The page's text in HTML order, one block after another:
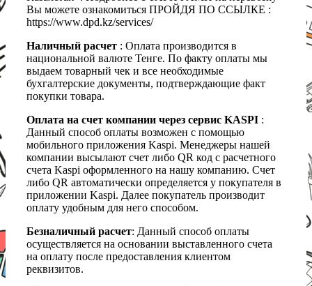
Вы можете ознакомиться ПРОЙДЯ ПО ССЫЛКЕ :
https://www.dpd.kz/services/
Наличный расчет : Оплата производится в
национальной валюте Тенге. По факту оплаты мы
выдаем товарный чек и все необходимые
бухгалтерские документы, подтверждающие факт
покупки товара.
Оплата на счет компании через сервис KASPI :
Данный способ оплаты возможен с помощью
мобильного приложения Kaspi. Менеджеры нашей
компании высылают счет либо QR код с расчетного
счета Kaspi оформленного на нашу компанию. Счет
либо QR автоматически определяется у покупателя в
приложении Kaspi. Далее покупатель производит
оплату удобным для него способом.
Безналичный расчет: Данный способ оплаты
осуществляется на основании выставленного счета
на оплату после предоставления клиентом
реквизитов.